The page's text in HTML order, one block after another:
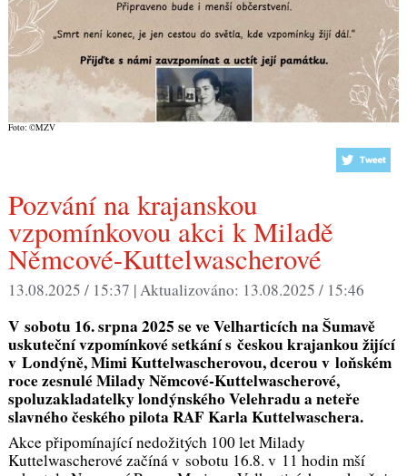
Foto: ©MZV
Pozvání na krajanskou
vzpomínkovou akci k Miladě
Němcové-Kuttelwascherové
13.08.2025 / 15:37 |Aktualizováno: 13.08.2025 / 15:46
V sobotu 16. srpna 2025 se ve Velharticích na Šumavě
uskuteční vzpomínkové setkání s českou krajankou žijící
v Londýně, Mimi Kuttelwascherovou, dcerou v loňském
roce zesnulé Milady Němcové-Kuttelwascherové,
spoluzakladatelky londýnského Velehradu a neteře
slavného českého pilota RAF Karla Kuttelwaschera.
Akce připomínající nedožitých 100 let Milady
Kuttelwascherové začíná v sobotu 16.8. v 11 hodin mší